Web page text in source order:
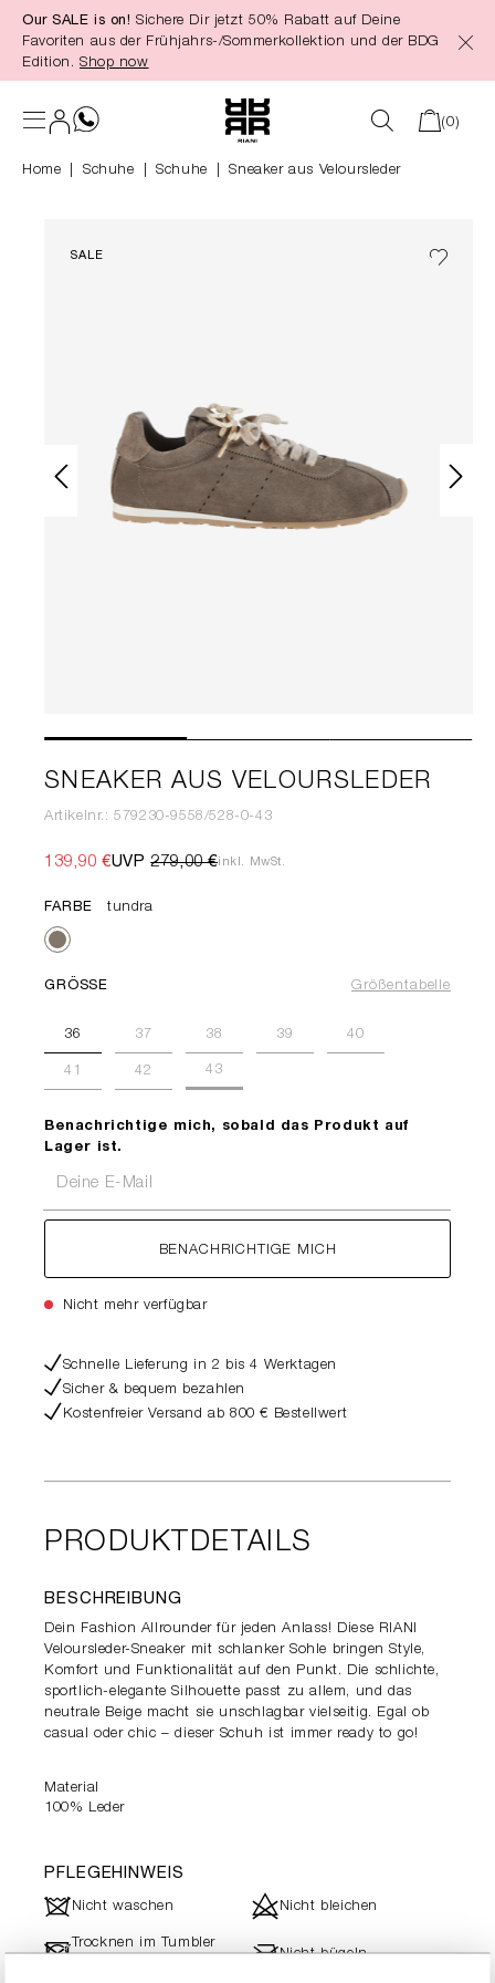
springen
Our SALE is on! Sichere Dir jetzt 50% Rabatt auf Deine
Favoriten aus der Frühjahrs-/Sommerkollektion und der BDG
Edition. Shop now
(0)
Home Schuhe Schuhe Sneaker aus Veloursleder
SALE
SNEAKER AUS VELOURSLEDER
Artikelnr.: 579230-9558/528-0-43
139,90 €UVP279,00 €inkl. MwSt.
FARBE tundra
GRÖSSE Größentabelle
36 37 38 39 40
41 42 43
Benachrichtige mich, sobald das Produkt auf
Lager ist.
BENACHRICHTIGE MICH
Nicht mehr verfügbar
Schnelle Lieferung in 2 bis 4 Werktagen
Sicher & bequem bezahlen
Kostenfreier Versand ab 800 € Bestellwert
PRODUKTDETAILS
BESCHREIBUNG
Dein Fashion Allrounder für jeden Anlass! Diese RIANI
Veloursleder-Sneaker mit schlanker Sohle bringen Style,
Komfort und Funktionalität auf den Punkt. Die schlichte,
sportlich-elegante Silhouette passt zu allem, und das
neutrale Beige macht sie unschlagbar vielseitig. Egal ob
casual oder chic – dieser Schuh ist immer ready to go!
Material
100% Leder
PFLEGEHINWEIS
J Nicht waschen d Nicht bleichen
- Trocknen im Tumbler
lNicht bügeln